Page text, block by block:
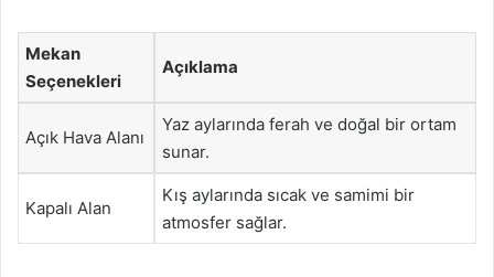
Mekan
Seçenekleri
Açıklama
Açık Hava Alanı
Yaz aylarında ferah ve doğal bir ortam
sunar.
Kapalı Alan
Kış aylarında sıcak ve samimi bir
atmosfer sağlar.